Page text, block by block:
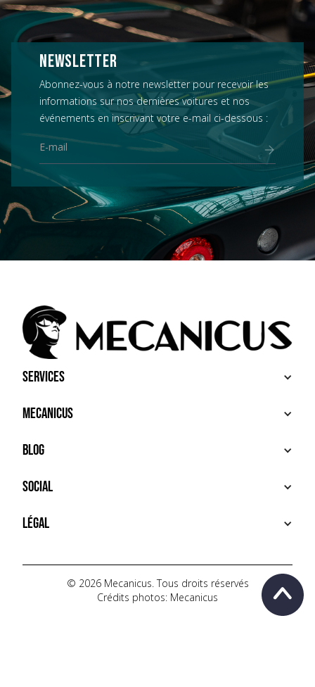
NEWSLETTER
Abonnez-vous à notre newsletter pour recevoir les
informations sur nos dernières voitures et nos
événements en inscrivant votre e-mail ci-dessous :
Services
ACHETER
VENDRE
SERVICES PREMIUM
Mecanicus
À PROPOS
HOUSE MECANICUS
CONTACT
Blog
NEWS
VIDÉOS
AUTOPÉDIA
Social
INSTAGRAM
TIKTOK
YOUTUBE
Légal
POLITIQUE DE CONFIDENTIALITÉ
© 2026 Mecanicus. Tous droits réservés
Crédits photos: Mecanicus